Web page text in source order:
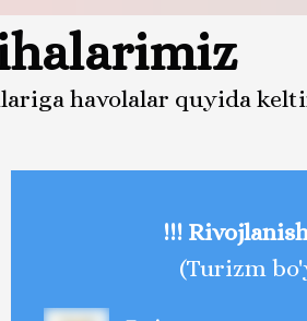
havolalar quyida
!!!
(Turizm